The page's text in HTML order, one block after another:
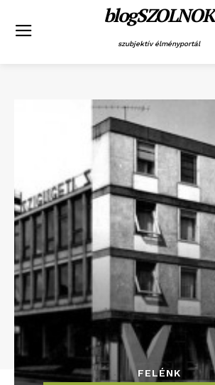
blogSZOLNOK
szubjektív élményportál
FELÉNK